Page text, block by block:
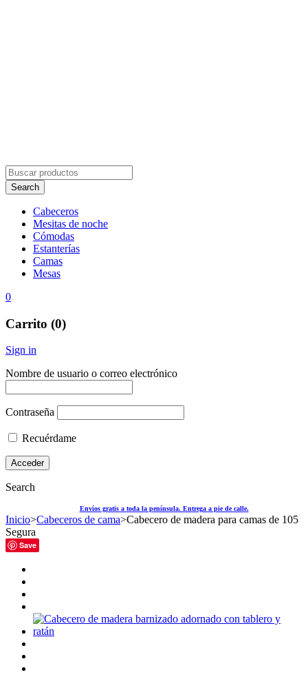
Cabeceros
Mesitas de noche
Cómodas
Estanterías
Camas
Mesas
0
Carrito (0)
Sign in
Nombre de usuario o correo electrónico
Contraseña
Recuérdame
Search
Envíos gratis a toda la península. Entrega a pie de calle.
Inicio>Cabeceros de cama>Cabecero de madera para camas de 105
Segura
Save